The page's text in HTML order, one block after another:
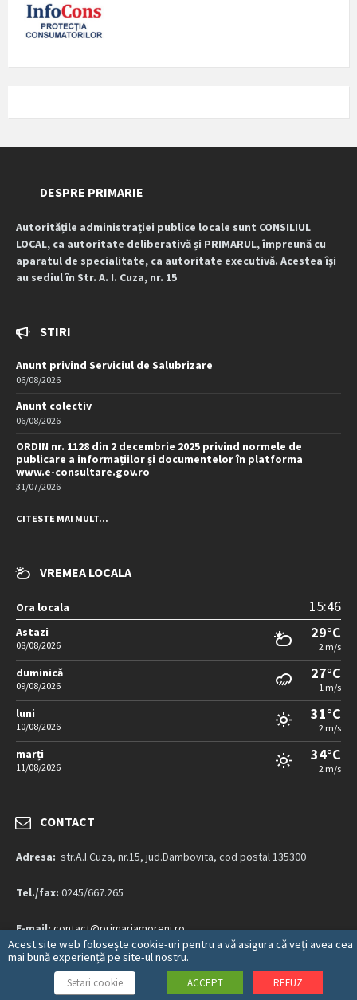
DESPRE PRIMARIE
Autoritățile administrației publice locale sunt CONSILIUL
LOCAL, ca autoritate deliberativă și PRIMARUL, împreună cu
aparatul de specialitate, ca autoritate executivă. Acestea își
au sediul în Str. A. I. Cuza, nr. 15
STIRI
Anunt privind Serviciul de Salubrizare
06/08/2026
Anunt colectiv
06/08/2026
ORDIN nr. 1128 din 2 decembrie 2025 privind normele de
publicare a informațiilor și documentelor în platforma
www.e-consultare.gov.ro
31/07/2026
CITESTE MAI MULT...
VREMEA LOCALA
Ora locala 15:46
Astazi
08/08/2026
29°C
2 m/s
duminică
09/08/2026
27°C
1 m/s
luni
10/08/2026
31°C
2 m/s
marți
11/08/2026
34°C
2 m/s
CONTACT
Adresa: str.A.I.Cuza, nr.15, jud.Dambovita, cod postal 135300
Tel./fax: 0245/667.265
E-mail:contact@primariamoreni.ro
Mai multe detalii…
Acest site web folosește cookie-uri pentru a vă asigura că veți avea cea
mai bună experiență pe site-ul nostru.
Setari cookie ACCEPT REFUZ